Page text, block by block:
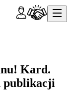
Kard.
publikacji